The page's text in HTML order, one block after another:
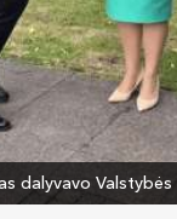
dalyvavo